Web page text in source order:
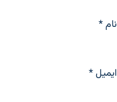
نام*
ایمیل*